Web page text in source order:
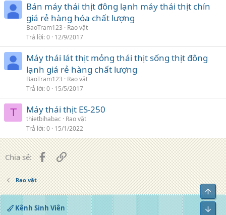
Bán máy thái thịt đông lạnh máy thái thịt chín
giá rẻ hàng hóa chất lượng
BaoTram123
Rao vặt
Trả lời 0 12/9/2017
Máy thái lát thịt mỏng thái thịt sống thịt đông
lạnh giá rẻ hàng chất lượng
BaoTram123
Rao vặt
Trả lời 0 15/5/2017
T Máy thái thịt ES-250
thietbihabac
Rao vặt
Trả lời 0 15/1/2022
Chia sẻ: FacebookLiên kết
Rao vặt
Kênh Sinh Viên
Top